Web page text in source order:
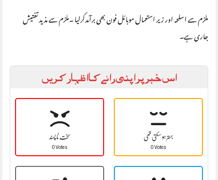
ملزم سے اسلحہ اور زیر استعمال موبائل فون بھی برآمدکرلیا ۔ملزم سے مذید تفتیش
جاری ہے۔
اس خبر پر اپنی رائے کا اظہار کریں
سخت نا پسند
0 Votes
بہتر ہو سکتی تھی
0 Votes